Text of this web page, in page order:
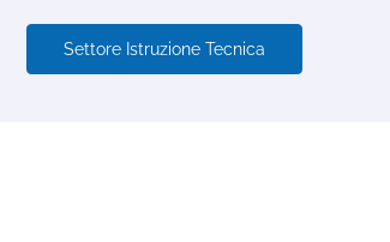
Settore Istruzione Tecnica